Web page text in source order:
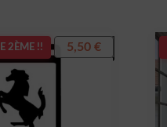
2ÈME !! 5,50€